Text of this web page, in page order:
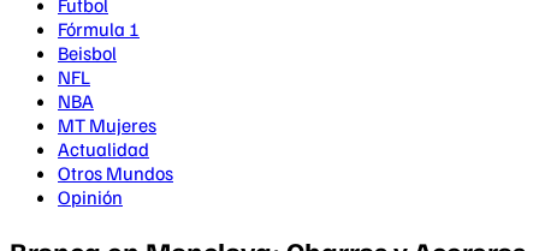
Futbol
Fórmula 1
Beisbol
NFL
NBA
MT Mujeres
Actualidad
Otros Mundos
Opinión